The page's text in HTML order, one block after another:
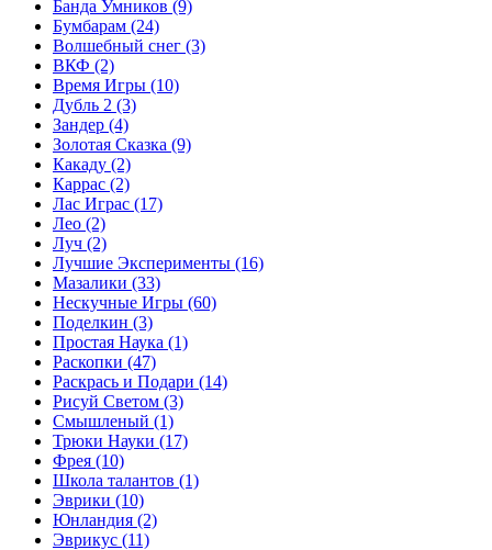
Банда Умников (9)
Бумбарам (24)
Волшебный снег (3)
ВКФ (2)
Время Игры (10)
Дубль 2 (3)
Зандер (4)
Золотая Сказка (9)
Какаду (2)
Каррас (2)
Лас Играс (17)
Лео (2)
Луч (2)
Лучшие Эксперименты (16)
Мазалики (33)
Нескучные Игры (60)
Поделкин (3)
Простая Наука (1)
Раскопки (47)
Раскрась и Подари (14)
Рисуй Светом (3)
Смышленый (1)
Трюки Науки (17)
Фрея (10)
Школа талантов (1)
Эврики (10)
Юнландия (2)
Эврикус (11)